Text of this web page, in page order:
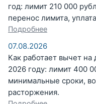
год: лимит 210 000
перенос лимита,
Подробнее
07.08.2026
Как работает вычет
2026 году: лимит 400
минимальные сроки,
расторжения.